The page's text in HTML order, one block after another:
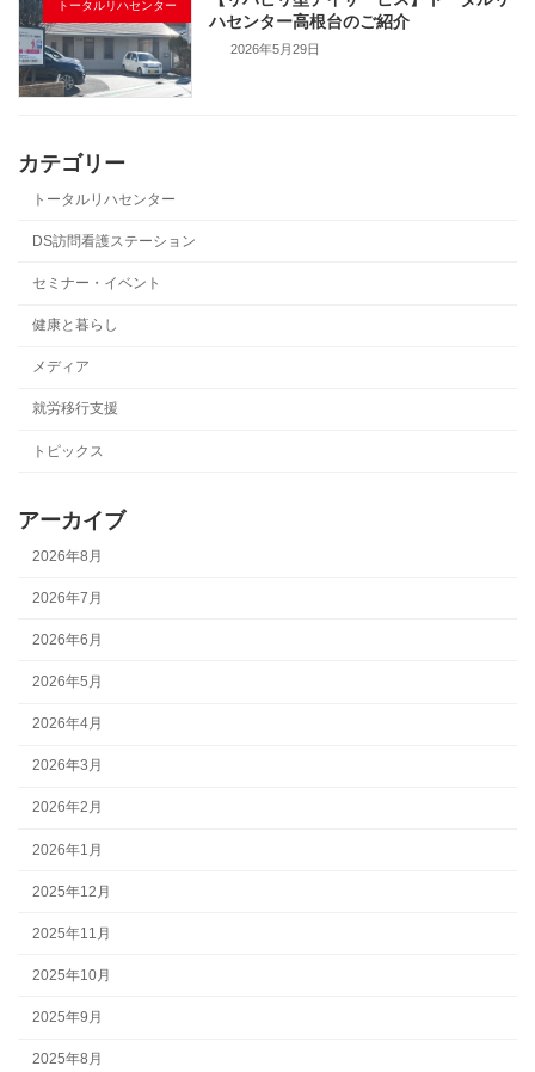
トータルリハセンター
ハセンター高根台のご紹介
2026年5月29日
カテゴリー
トータルリハセンター
DS訪問看護ステーション
セミナー・イベント
健康と暮らし
メディア
就労移行支援
トピックス
アーカイブ
2026年8月
2026年7月
2026年6月
2026年5月
2026年4月
2026年3月
2026年2月
2026年1月
2025年12月
2025年11月
2025年10月
2025年9月
2025年8月